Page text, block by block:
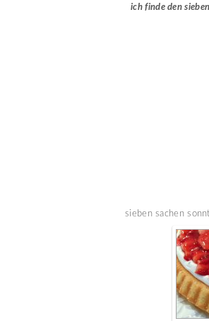
ich finde den
sieben sachen